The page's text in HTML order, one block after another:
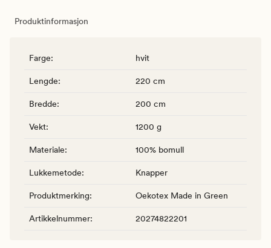
Produktinformasjon
Farge: hvit
Lengde: 220 cm
Bredde: 200 cm
Vekt: 1200 g
Materiale: 100% bomull
Lukkemetode: Knapper
Produktmerking: Oekotex Made in Green
Artikkelnummer: 20274822201